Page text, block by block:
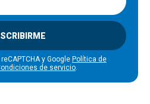
y Google Política de
de servicio.